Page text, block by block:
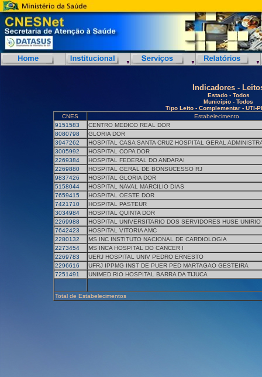
Indicadores -
Estado - Todos
Município - Todos
Tipo Leito - Complementar - UTI-
CNES
Estabelecimento
9151583
CENTRO MEDICO REAL DOR
8080798
GLORIA DOR
3947262
HOSPITAL CASA SANTA CRUZ HOSPITAL GERAL
3005992
HOSPITAL COPA DOR
2269384
HOSPITAL FEDERAL DO ANDARAI
2269880
HOSPITAL GERAL DE BONSUCESSO RJ
9837426
HOSPITAL GLORIA DOR
5158044
HOSPITAL NAVAL MARCILIO DIAS
7659415
HOSPITAL OESTE DOR
7421710
HOSPITAL PASTEUR
3034984
HOSPITAL QUINTA DOR
2269988
HOSPITAL UNIVERSITARIO DOS SERVIDORES HUSE UNIRIO
7642423
HOSPITAL VITORIA AMC
2280132
MS INC INSTITUTO NACIONAL DE CARDIOLOGIA
2273454
MS INCA HOSPITAL DO CANCER I
2269783
UERJ HOSPITAL UNIV PEDRO ERNESTO
2296616
UFRJ IPPMG INST DE PUER PED MARTAGAO GESTEIRA
7251491
UNIMED RIO HOSPITAL BARRA DA TIJUCA
Total de Estabelecimentos